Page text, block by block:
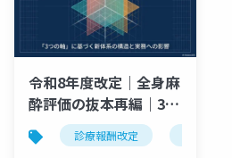
令和8年度改定｜全身麻
酔評価の抜本再編｜3つ
の軸で読み解く新体系
と実務対応
診療報酬改定